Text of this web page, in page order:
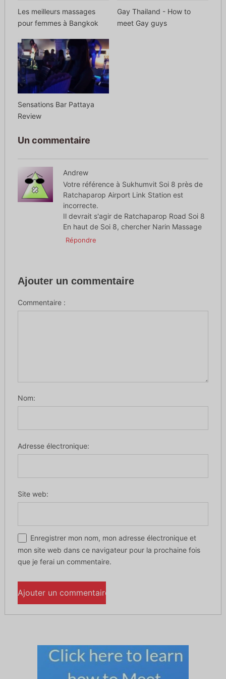
Les meilleurs massages
pour femmes à Bangkok
Gay Thailand - How to
meet Gay guys
Sensations Bar Pattaya
Review
Un commentaire
Andrew
Votre référence à Sukhumvit Soi 8 près de
Ratchaparop Airport Link Station est
incorrecte.
Il devrait s'agir de Ratchaparop Road Soi 8
En haut de Soi 8, chercher Narin Massage
Répondre
Ajouter un commentaire
Commentaire :
Nom:
Adresse électronique:
Site web:
Enregistrer mon nom, mon adresse électronique et
mon site web dans ce navigateur pour la prochaine fois
que je ferai un commentaire.